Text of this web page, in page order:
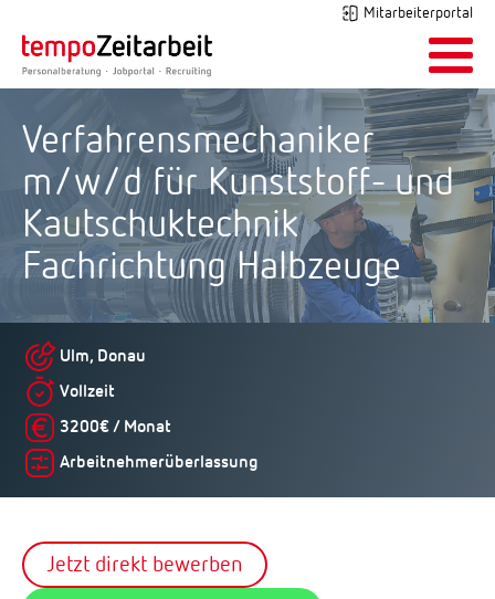
Mitarbeiterportal
Verfahrensmechaniker
m/w/d für Kunststoff- und
Kautschuktechnik
Fachrichtung Halbzeuge
Ulm, Donau
Vollzeit
3200€ / Monat
Arbeitnehmerüberlassung
Jetzt direkt bewerben